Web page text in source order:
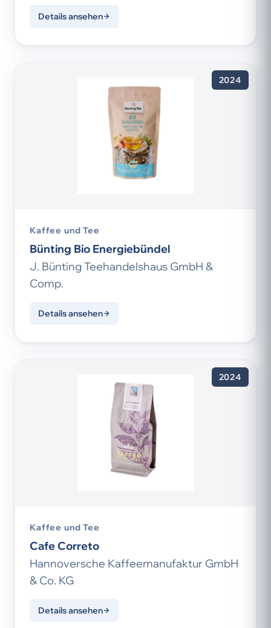
Details ansehen
2024
Kaffee und Tee
Bünting Bio Energiebündel
J. Bünting Teehandelshaus GmbH &
Comp.
Details ansehen
2024
Kaffee und Tee
Cafe Correto
Hannoversche Kaffeemanufaktur GmbH
& Co. KG
Details ansehen